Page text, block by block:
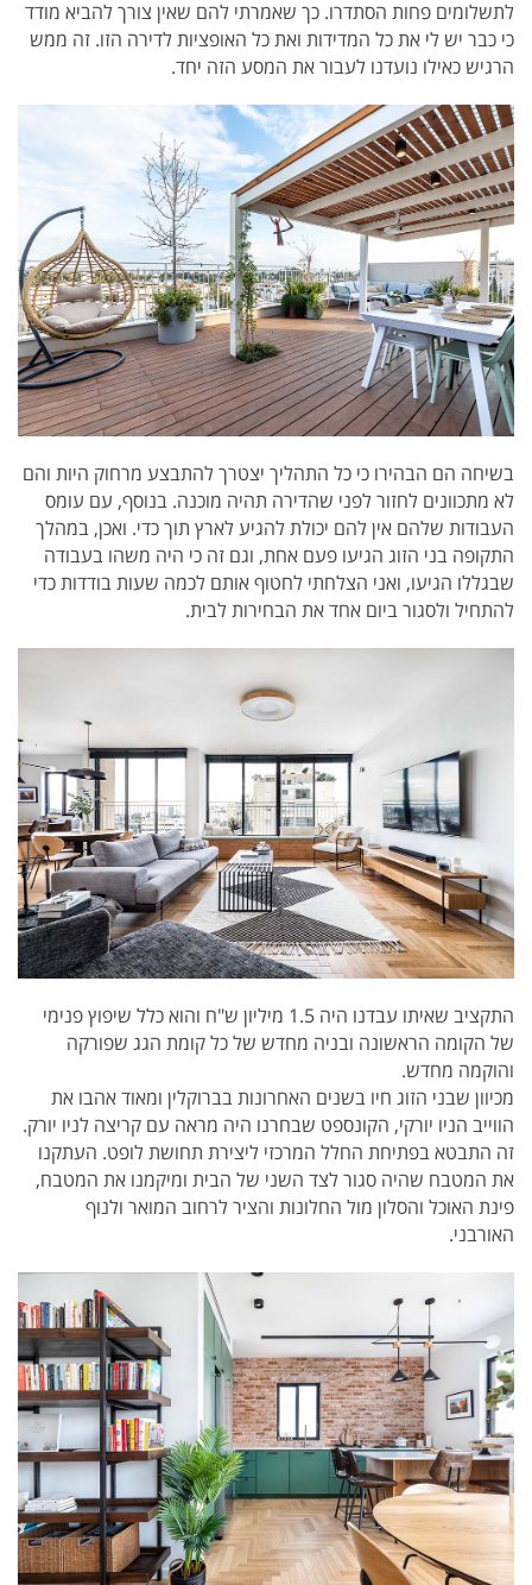
לתשלומים פחות הסתדרו. כך שאמרתי להם שאין צורך להביא מודד
כי כבר יש לי את כל המדידות ואת כל האופציות לדירה הזו. זה ממש
הרגיש כאילו נועדנו לעבור את המסע הזה יחד.
בשיחה הם הבהירו כי כל התהליך יצטרך להתבצע מרחוק היות והם
לא מתכוונים לחזור לפני שהדירה תהיה מוכנה. בנוסף, עם עומס
העבודות שלהם אין להם יכולת להגיע לארץ תוך כדי. ואכן, במהלך
התקופה בני הזוג הגיעו פעם אחת, וגם זה כי היה משהו בעבודה
שבגללו הגיעו, ואני הצלחתי לחטוף אותם לכמה שעות בודדות כדי
להתחיל ולסגור ביום אחד את הבחירות לבית.
התקציב שאיתו עבדנו היה 1.5 מיליון ש"ח והוא כלל שיפוץ פנימי
של הקומה הראשונה ובניה מחדש של כל קומת הגג שפורקה
והוקמה מחדש.
מכיוון שבני הזוג חיו בשנים האחרונות בברוקלין ומאוד אהבו את
הווייב הניו יורקי, הקונספט שבחרנו היה מראה עם קריצה לניו יורק.
זה התבטא בפתיחת החלל המרכזי ליצירת תחושת לופט. העתקנו
את המטבח שהיה סגור לצד השני של הבית ומיקמנו את המטבח,
פינת האוכל והסלון מול החלונות והציר לרחוב המואר ולנוף
האורבני.